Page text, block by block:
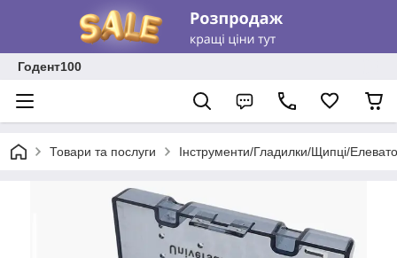
Годент100
Товари та послуги Інструменти/Гладилки/Щипці/